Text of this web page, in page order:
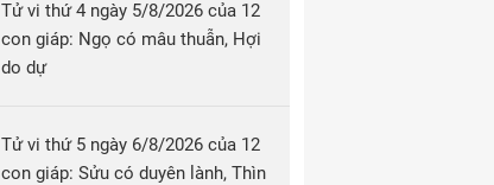
Tử vi thứ 4 ngày 5/8/2026 của 12
con giáp: Ngọ có mâu thuẫn, Hợi
do dự
Tử vi thứ 5 ngày 6/8/2026 của 12
con giáp: Sửu có duyên lành, Thìn